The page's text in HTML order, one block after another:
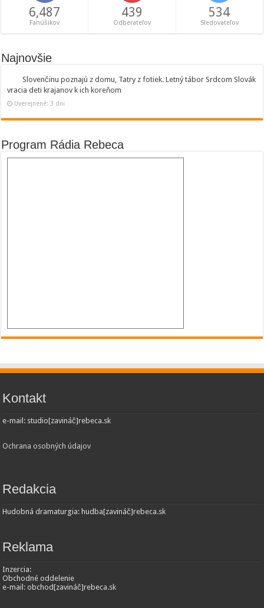
6,487
Fanúšikov
439
Odberateľov
534
Sledovateľov
Najnovšie
Slovenčinu poznajú z domu, Tatry z fotiek. Letný tábor Srdcom Slovák
vracia deti krajanov k ich koreňom
Uverejnené: 3 dni
Program Rádia Rebeca
Kontakt
e-mail: studio[zavináč]rebeca.sk
Ochrana osobných údajov
Redakcia
Hudobná dramaturgia: hudba[zavináč]rebeca.sk
Reklama
Inzercia:
Obchodné oddelenie
e-mail: obchod[zavináč]rebeca.sk